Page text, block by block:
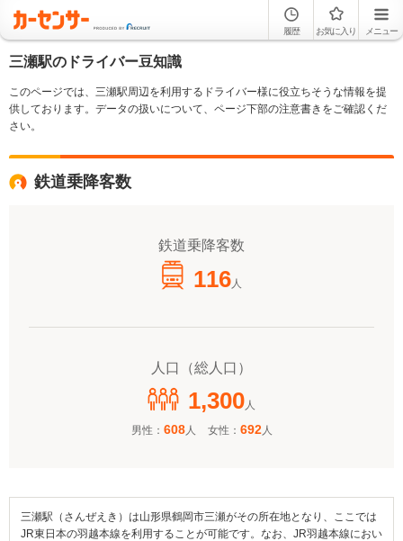
履歴 お気に入り メニュー
三瀬駅のドライバー豆知識
このページでは、三瀬駅周辺を利用するドライバー様に役立ちそうな情報を提
供しております。データの扱いについて、ページ下部の注意書きをご確認くだ
さい。
鉄道乗降客数
鉄道乗降客数
116 人
人口（総人口）
1,300 人
男性： 608人 女性： 692人
三瀬駅（さんぜえき）は山形県鶴岡市三瀬がその所在地となり、ここでは
JR東日本の羽越本線を利用することが可能です。なお、JR羽越本線におい